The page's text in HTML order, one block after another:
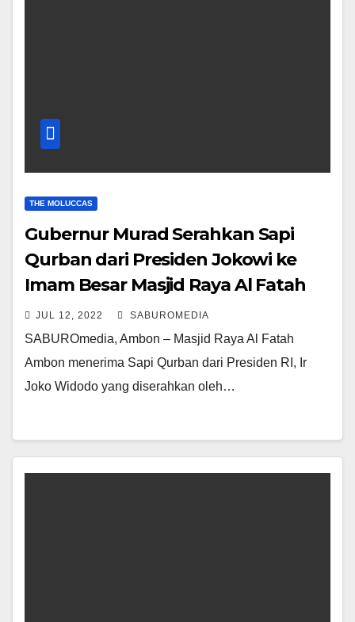
THE MOLUCCAS
Gubernur Murad Serahkan Sapi
Qurban dari Presiden Jokowi ke
Imam Besar Masjid Raya Al Fatah
JUL 12, 2022 SABUROMEDIA
SABUROmedia, Ambon – Masjid Raya Al Fatah
Ambon menerima Sapi Qurban dari Presiden RI, Ir
Joko Widodo yang diserahkan oleh…